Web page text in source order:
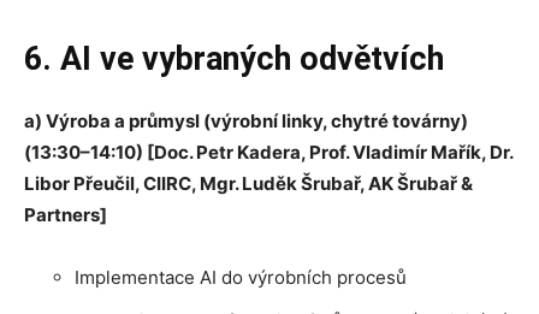
6. AI ve vybraných odvětvích
a) Výroba a průmysl (výrobní linky, chytré továrny)
(13:30–14:10) [Doc. Petr Kadera, Prof. Vladimír Mařík, Dr.
Libor Přeučil, CIIRC, Mgr. Luděk Šrubař, AK Šrubař &
Partners]
Implementace AI do výrobních procesů